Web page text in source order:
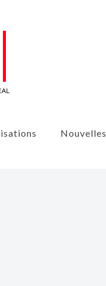
Nouvelles